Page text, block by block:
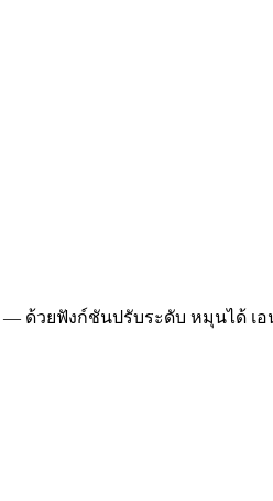
— ด้วยฟังก์ชันปรับระดับ หมุนได้ เอ